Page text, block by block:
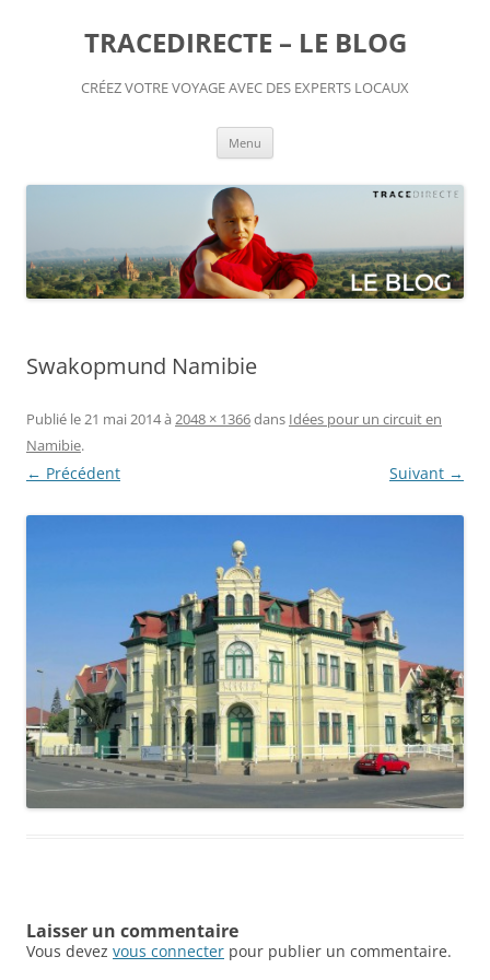
TRACEDIRECTE – LE BLOG
CRÉEZ VOTRE VOYAGE AVEC DES EXPERTS LOCAUX
Menu
Swakopmund Namibie
Publié le21 mai 2014à 2048 × 1366dans Idées pour un circuit en
Namibie.
← Précédent Suivant →
Laisser un commentaire
Vous devez vous connecter pour publier un commentaire.